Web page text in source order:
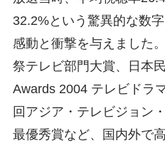
32.2%という驚異的な数
感動と衝撃を与えました
祭テレビ部門大賞、日本
Awards 2004 テレビドラ
回アジア・テレビジョン
最優秀賞など、国内外で